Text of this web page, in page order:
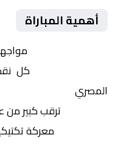
أهمية المباراة
كل
المصري
ترقب كبير من
معركة